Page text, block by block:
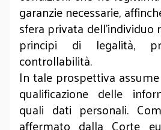
garanzie necessarie,
sfera privata dell'individuo
principi di legalità,
controllabilità.
In tale prospettiva
qualificazione delle
quali dati personali.